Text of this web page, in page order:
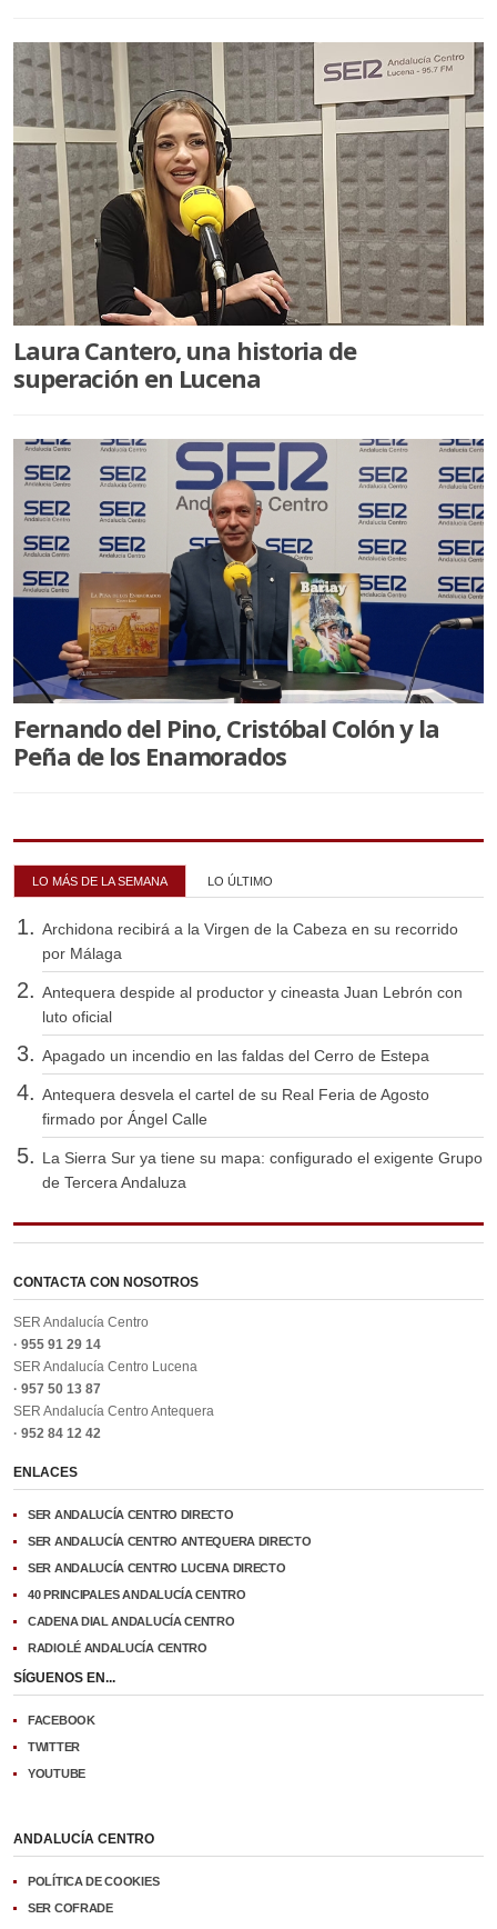
Laura Cantero, una historia de
superación en Lucena
Fernando del Pino, Cristóbal Colón y la
Peña de los Enamorados
LO MÁS DE LA SEMANA LO ÚLTIMO
Archidona recibirá a la Virgen de la Cabeza en su recorrido
por Málaga
Antequera despide al productor y cineasta Juan Lebrón con
luto oficial
Apagado un incendio en las faldas del Cerro de Estepa
Antequera desvela el cartel de su Real Feria de Agosto
firmado por Ángel Calle
La Sierra Sur ya tiene su mapa: configurado el exigente Grupo
de Tercera Andaluza
CONTACTA CON NOSOTROS
SER Andalucía Centro
· 955 91 29 14
SER Andalucía Centro Lucena
· 957 50 13 87
SER Andalucía Centro Antequera
· 952 84 12 42
ENLACES
SER ANDALUCÍA CENTRO DIRECTO
SER ANDALUCÍA CENTRO ANTEQUERA DIRECTO
SER ANDALUCÍA CENTRO LUCENA DIRECTO
40 PRINCIPALES ANDALUCÍA CENTRO
CADENA DIAL ANDALUCÍA CENTRO
RADIOLÉ ANDALUCÍA CENTRO
SÍGUENOS EN...
FACEBOOK
TWITTER
YOUTUBE
ANDALUCÍA CENTRO
POLÍTICA DE COOKIES
SER COFRADE